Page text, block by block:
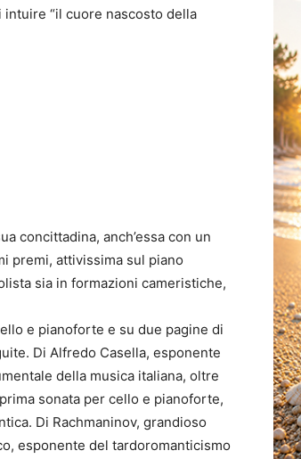
intuire “il cuore nascosto della
concittadina, anch’essa con un
premi, attivissima sul piano
sia in formazioni cameristiche,
e pianoforte e su due pagine di
Di Alfredo Casella, esponente
della musica italiana, oltre
sonata per cello e pianoforte,
Di Rachmaninov, grandioso
esponente del tardoromanticismo